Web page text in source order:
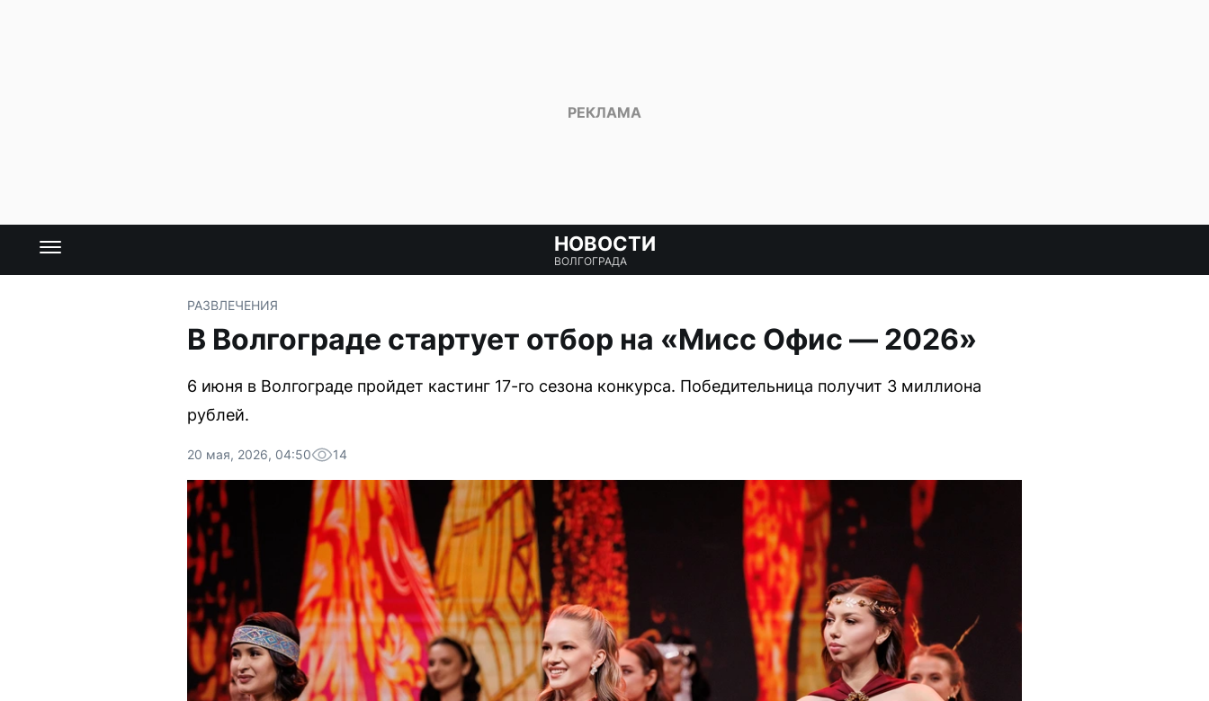
НОВОСТИ
ВОЛГОГРАДА
РАЗВЛЕЧЕНИЯ
В Волгограде стартует отбор на «Мисс Офис — 2026»
6 июня в Волгограде пройдет кастинг 17-го сезона конкурса. Победительница получит 3 миллиона
рублей.
20 мая, 2026, 04:50 14